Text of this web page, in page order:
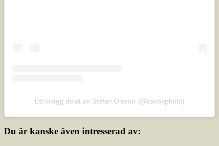
Ett inlägg delat av Stefan Olsson (@cavokphoto)
Du är kanske även intresserad av: